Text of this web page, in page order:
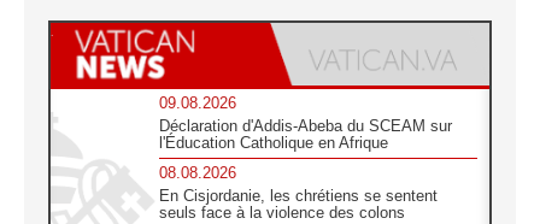
09.08.2026
Déclaration d'Addis-Abeba du SCEAM sur
l'Éducation Catholique en Afrique
08.08.2026
En Cisjordanie, les chrétiens se sentent
seuls face à la violence des colons